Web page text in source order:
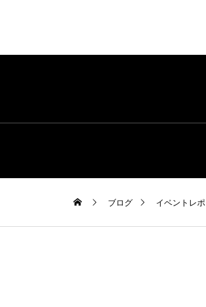
ブログ イベントレポ